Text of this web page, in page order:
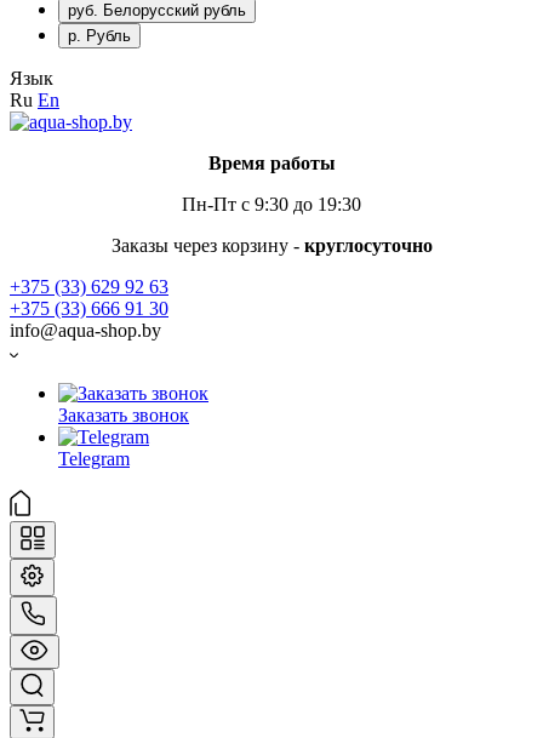
руб. Белорусский рубль
р. Рубль
Язык
Ru En
Время работы
Пн-Пт с 9:30 до 19:30
Заказы через корзину - круглосуточно
+375 (33) 629 92 63
+375 (33) 666 91 30
info@aqua-shop.by
Заказать звонок
Telegram